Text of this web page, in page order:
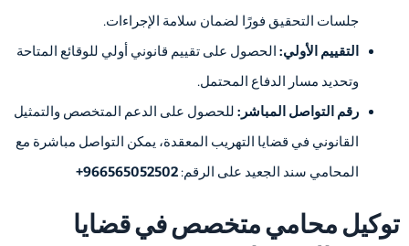
جلسات التحقيق فورًا لضمان سلامة الإجراءات.
التقييم الأولي: الحصول على تقييم قانوني أولي للوقائع المتاحة
وتحديد مسار الدفاع المحتمل.
رقم التواصل المباشر: للحصول على الدعم المتخصص والتمثيل
القانوني في قضايا التهريب المعقدة، يمكن التواصل مباشرة مع
المحامي سند الجعيد على الرقم: 966565052502+
توكيل محامي متخصص في قضايا